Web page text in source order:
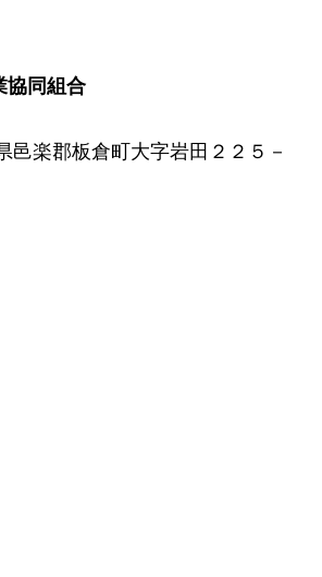
協同組合
邑楽郡板倉町大字岩田２２５－